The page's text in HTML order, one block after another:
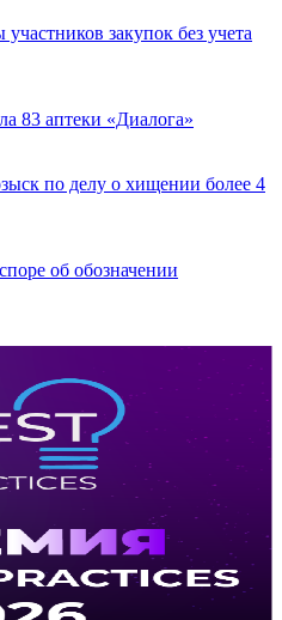
закупок без учета
83 аптеки «Диалога»
по делу о хищении более 4
об обозначении